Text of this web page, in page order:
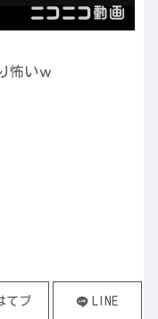
怖いｗ
てブ LINE